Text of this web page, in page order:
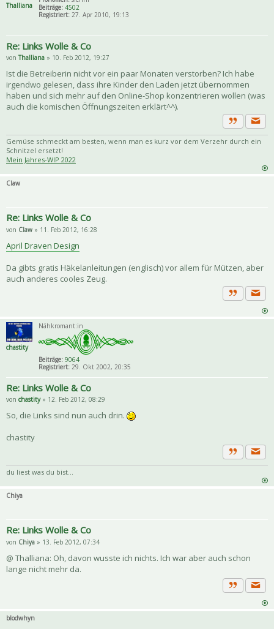
Thalliana
Beiträge: 4502
Registriert: 27. Apr 2010, 19:13
Re: Links Wolle & Co
von Thalliana » 10. Feb 2012, 19:27
Ist die Betreiberin nicht vor ein paar Monaten verstorben? Ich habe
irgendwo gelesen, dass ihre Kinder den Laden jetzt übernommen
haben und sich mehr auf den Online-Shop konzentrieren wollen (was
auch die komischen Öffnungszeiten erklärt^^).
Zitat
Gemüse schmeckt am besten, wenn man es kurz vor dem Verzehr durch ein
Schnitzel ersetzt!
Mein Jahres-WIP 2022
Claw
Re: Links Wolle & Co
von Claw » 11. Feb 2012, 16:28
April Draven Design
Da gibts gratis Häkelanleitungen (englisch) vor allem für Mützen, aber
auch anderes cooles Zeug.
Zitat
chastity
Nähkromant:in
Beiträge: 9064
Registriert:29. Okt 2002, 20:35
Re: Links Wolle & Co
von chastity» 12. Feb 2012, 08:29
So, die Links sind nun auch drin.
chastity
Zitat
du liest was du bist...
Chiya
Re: Links Wolle & Co
von Chiya » 13. Feb 2012, 07:34
@ Thalliana: Oh, davon wusste ich nichts. Ich war aber auch schon
lange nicht mehr da.
Zitat
blodwhyn